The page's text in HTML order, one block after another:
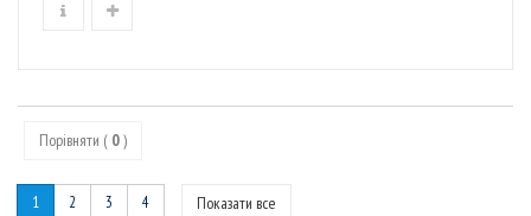
Порівняти ( 0)
Показати все
1 2 3 4